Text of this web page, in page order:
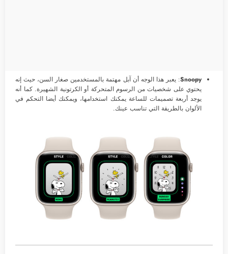
Snoopy: يعبر هذا الوجه أن آبل مهتمة بالمستخدمين صغار السن، حيث إنه
يحتوي على شخصيات من الرسوم المتحركة أو الكرتونية الشهيرة. كما أنه
يوجد أربعة تصميمات للساعة يمكنك استخدامها، ويمكنك أيضا التحكم في
الألوان بالطريقة التي تناسب عينك.